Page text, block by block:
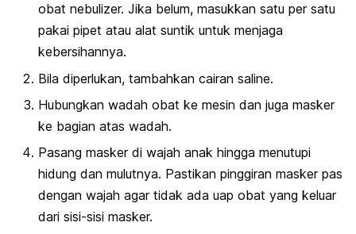
obat nebulizer. Jika belum, masukkan satu per satu
pakai pipet atau alat suntik untuk menjaga
kebersihannya.
Bila diperlukan, tambahkan cairan saline.
Hubungkan wadah obat ke mesin dan juga masker
ke bagian atas wadah.
Pasang masker di wajah anak hingga menutupi
hidung dan mulutnya. Pastikan pinggiran masker pas
dengan wajah agar tidak ada uap obat yang keluar
dari sisi-sisi masker.